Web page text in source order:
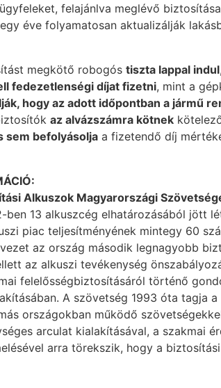
felajánlva meglévő
éve folyamatosan aktualizálják
megkötő robogós tiszta lappal indul
fedezetlenségi díjat fizetni, mint a
hogy az adott időpontban a jármű
az alvázszámra kötnek
sem befolyásolja a fizetendő díj
Alkuszok Magyarországi
ben 13 alkuszcég elhatározásából jött
piac teljesítményének mintegy 60
az ország második legnagyobb
az alkuszi tevékenység
felelősségbiztosításáról történő
A szövetség 1993 óta tagja
országokban működő
arculat kialakításával, a szakmai
arra törekszik, hogy a